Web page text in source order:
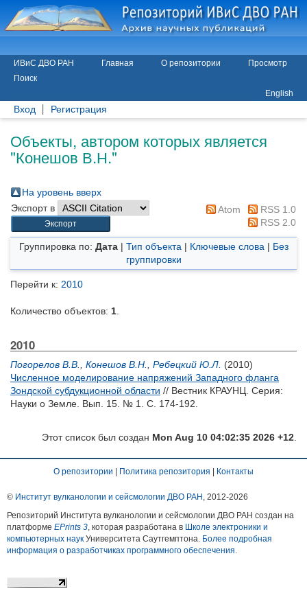
ИВиС ДВО РАН Главная О репозитории
Просмотр
Поиск
English
Вход Регистрация
Объекты, автором которых является
"Конешов В.Н."
На уровень вверх
Экспорт в
Atom
RSS 1.0
RSS 2.0
Группировка по: Дата| Тип объекта | Ключевые слова | Без
группировки
Перейти к: 2010
Количество объектов: 1
2010
Погорелов В.В. Конешов В.Н. Ребецкий Ю.Л. (2010)
Численное моделирование напряжений Западного фланга
Зондской субдукционной области // Вестник КРАУНЦ. Серия:
Науки о Земле. Вып. 15. № 1. С. 174-192.
Этот список был создан Mon Aug 10 04:02:35 2026 +12
О репозитории Политика репозитория Контакты
© Институт вулканологии и сейсмологии ДВО РАН , 2012-2026
Репозиторий Института вулканологии и сейсмологии ДВО РАН создан на
платформе EPrints 3, которая разработана в Школе электроники и
компьютерных наук Университета Саутгемптона. Более подробная
информация о разработчиках программного обеспечения.